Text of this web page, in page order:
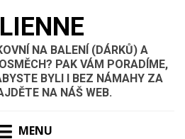
NA BALENÍ (DÁRKŮ) A
PAK VÁM PORADÍME,
BYLI I BEZ NÁMAHY ZA
NA NÁŠ WEB.
MENU